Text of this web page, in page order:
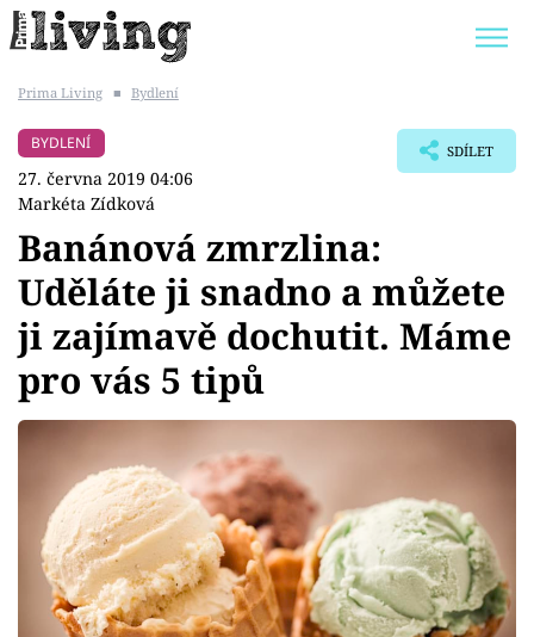
BYDLENÍ SLAVNÝCH
Témata
Bydlení
Zahrada
Design
Sledujte prima+
Přihlášení
Prima Living ■ Bydlení
BYDLENÍ
27. června 2019 04:06
Markéta Zídková
SDÍLET
Banánová zmrzlina:
Uděláte ji snadno a můžete
ji zajímavě dochutit. Máme
pro vás 5 tipů